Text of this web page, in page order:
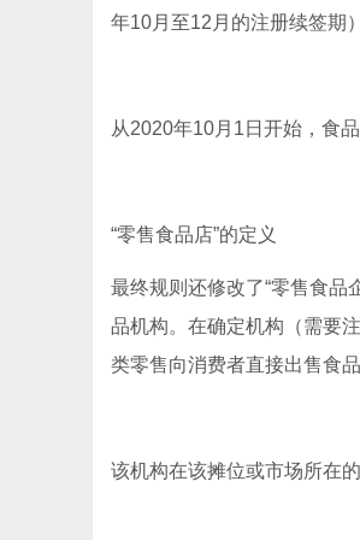
年10月至12月的注册续签期
从2020年10月1日开始，食
“零售食品店”的定义
最终规则还修改了“零售食品
品机构。在确定机构（需要
类零售向消费者直接出售食
该机构在该摊位或市场所在